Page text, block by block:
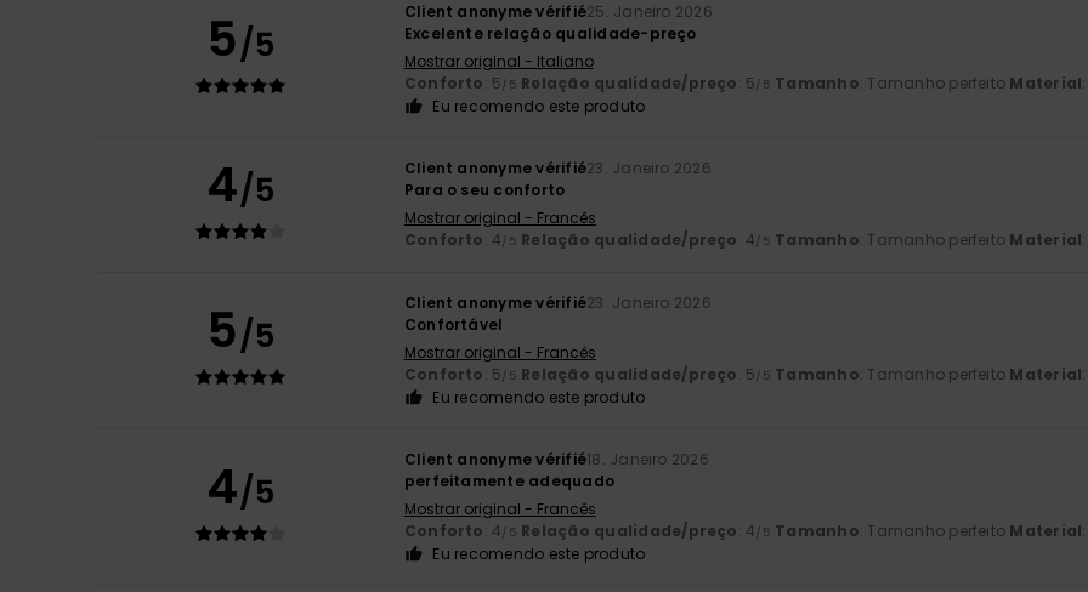
5/5
Client anonyme vérifié25. Janeiro 2026
Excelente relação qualidade-preço
Mostrar original - Italiano
Conforto: 5/5 Relação qualidade/preço: 5/5 Tamanho: Tamanho perfeito Material
Eu recomendo este produto
4/5 Client anonyme vérifié23. Janeiro 2026
Para o seu conforto
Mostrar original - Francês
Conforto: 4/5 Relação qualidade/preço: 4/5 Tamanho: Tamanho perfeito Material
5/5
Client anonyme vérifié23. Janeiro 2026
Confortável
Mostrar original - Francês
Conforto: 5/5 Relação qualidade/preço: 5/5 Tamanho: Tamanho perfeito Material
Eu recomendo este produto
4/5
Client anonyme vérifié18. Janeiro 2026
perfeitamente adequado
Mostrar original - Francês
Conforto: 4/5 Relação qualidade/preço: 4/5 Tamanho: Tamanho perfeito Material
Eu recomendo este produto